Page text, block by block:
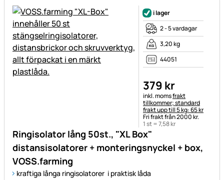
Ringisolator lång 50st., "XL Box"
distansisolatorer + monteringsnyckel + box,
VOSS.farming
kraftiga långa ringisolatorer i praktisk låda
i lager
2 - 5 vardagar
3,20 kg
44051
379 kr
Skatteinformation:
inkl. momsfrakt
tillkommer; standard
frakt upp till 5 kg: 65 kr
Fri frakt från 2000 kr.
1 st =7,58kr